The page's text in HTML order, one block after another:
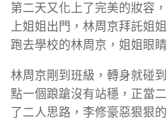
第二天又化上了完美的妝容
上姐姐出門，林周京拜託姐
跑去學校的林周京，姐姐眼
林周京剛到班級，轉身就碰
點一個踉蹌沒有站穩，正當
了二人思路，李修豪惡狠狠